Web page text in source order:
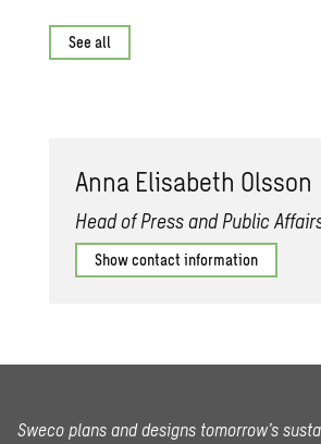
See all
Anna Elis­a­beth Ols­son
Head of Press and Public
Show contact information
Sweco plans and designs tomorrow’s